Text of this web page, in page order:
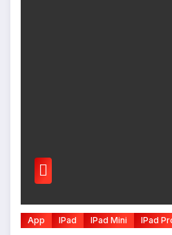
App IPad IPad Mini IPad